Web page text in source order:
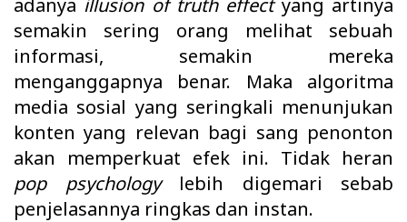
adanya illusion of truth effectyang artinya
semakin sering orang melihat sebuah
informasi, semakin mereka
menganggapnya benar. Maka algoritma
media sosial yang seringkali menunjukan
konten yang relevan bagi sang penonton
akan memperkuat efek ini. Tidak heran
pop psychologylebih digemari sebab
penjelasannya ringkas dan instan.